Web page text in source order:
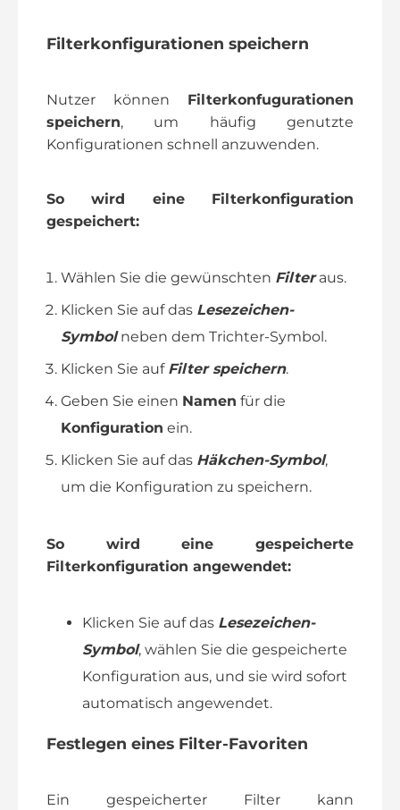
Filterkonfigurationen speichern
Nutzer können Filterkonfugurationen
speichern, um häufig genutzte
Konfigurationen schnell anzuwenden.
So wird eine Filterkonfiguration
gespeichert:
Wählen Sie die gewünschten Filteraus.
Klicken Sie auf das Lesezeichen-
Symbolneben dem Trichter-Symbol.
Klicken Sie auf Filter speichern.
Geben Sie einen Namen für die
Konfiguration ein.
Klicken Sie auf das Häkchen-Symbol,
um die Konfiguration zu speichern.
So wird eine gespeicherte
Filterkonfiguration angewendet:
Klicken Sie auf das Lesezeichen-
Symbol, wählen Sie die gespeicherte
Konfiguration aus, und sie wird sofort
automatisch angewendet.
Festlegen eines Filter-Favoriten
Ein gespeicherter Filter kann